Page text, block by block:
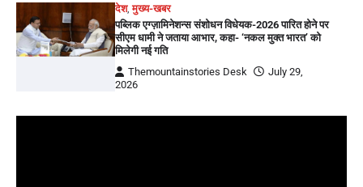
देश,मुख्य-खबर
पब्लिक एग्ज़ामिनेशन्स संशोधन विधेयक-2026 पारित होने पर
सीएम धामी ने जताया आभार, कहा- ‘नकल मुक्त भारत’ को
मिलेगी नई गति
Themountainstories Desk
July 29,
2026